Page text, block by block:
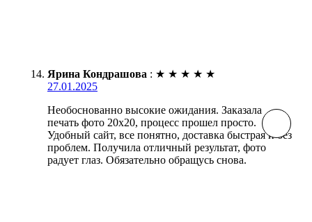
Ярина Кондрашова : ★ ★ ★ ★ ★
27.01.2025
Необоснованно высокие ожидания. Заказала
печать фото 20х20, процесс прошел просто.
Удобный сайт, все понятно, доставка быстрая и без
проблем. Получила отличный результат, фото
радует глаз. Обязательно обращусь снова.